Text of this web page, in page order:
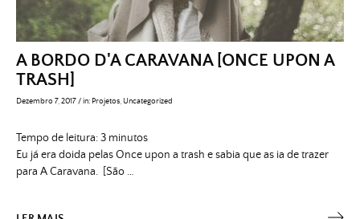
A BORDO D'A CARAVANA [ONCE UPON A
TRASH]
Dezembro 7, 2017/in: Projetos Uncategorized
Tempo de leitura:3 minutos
Eu já era doida pelas Once upon a trash e sabia que as ia de trazer
para A Caravana. [São …